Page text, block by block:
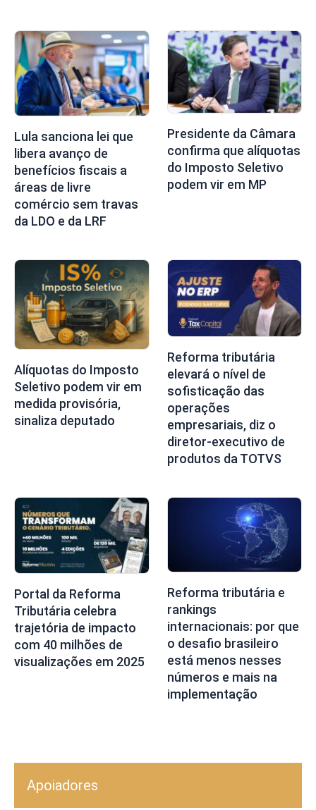
Lula sanciona lei que
libera avanço de
benefícios fiscais a
áreas de livre
comércio sem travas
da LDO e da LRF
Presidente da Câmara
confirma que alíquotas
do Imposto Seletivo
podem vir em MP
Alíquotas do Imposto
Seletivo podem vir em
medida provisória,
sinaliza deputado
Reforma tributária
elevará o nível de
sofisticação das
operações
empresariais, diz o
diretor-executivo de
produtos da TOTVS
Portal da Reforma
Tributária celebra
trajetória de impacto
com 40 milhões de
visualizações em 2025
Reforma tributária e
rankings
internacionais: por que
o desafio brasileiro
está menos nesses
números e mais na
implementação
Apoiadores